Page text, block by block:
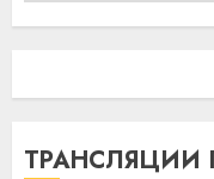
ТРАНСЛЯЦИИ